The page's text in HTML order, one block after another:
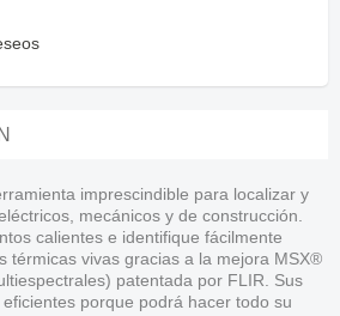
imprescindible para localizar y
mecánicos y de construcción.
calientes e identifique fácilmente
térmicas vivas gracias a la mejora MSX®
patentada por FLIR. Sus
porque podrá hacer todo su